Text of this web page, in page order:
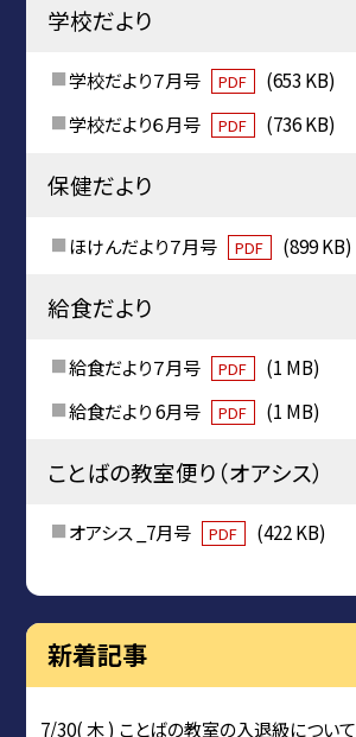
学校だより
学校だより７月号 PDF
(653 KB)
学校だより６月号
PDF (736 KB)
保健だより
ほけんだより７月号 PDF (899 KB)
給食だより
給食だより７月号 PDF
(1 MB)
給食だより 6月号
PDF (1 MB)
ことばの教室便り（オアシス）
オアシス _7月号 PDF (422 KB)
新着記事
7/30( 木 ) ことばの教室の入退級について